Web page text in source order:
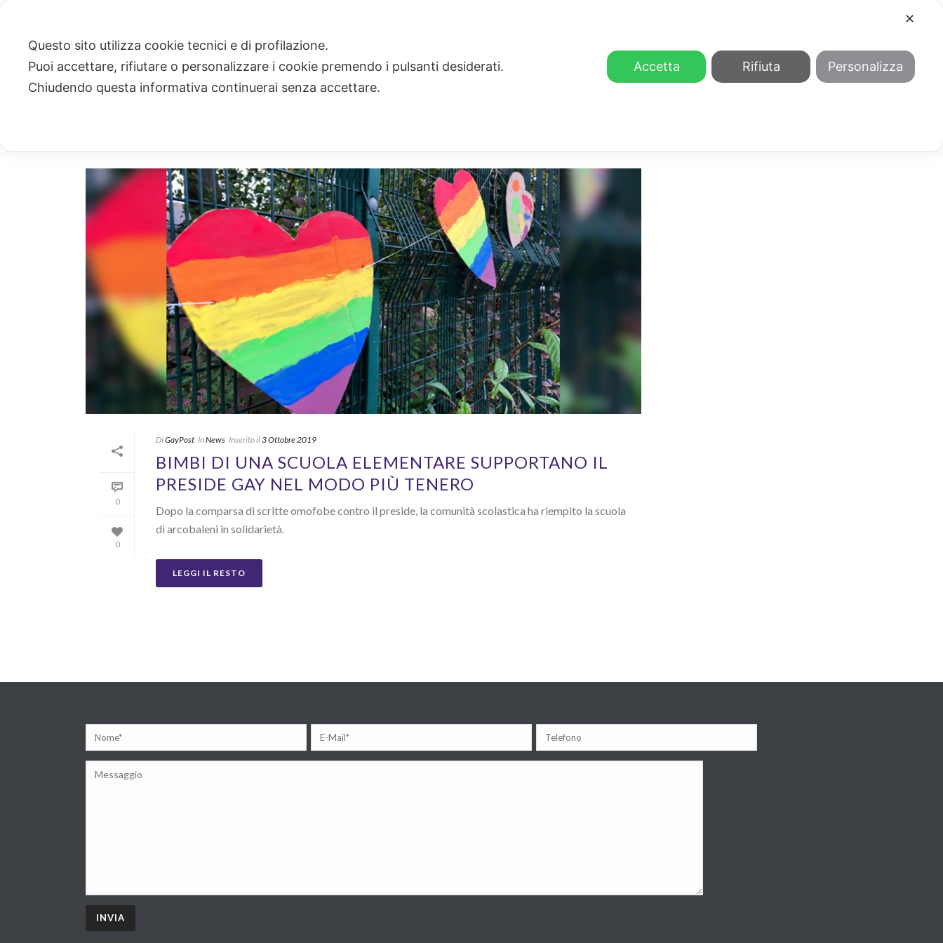
ARCHIVIO
0
0
DiGayPost InNews Inserito il3 Ottobre 2019
BIMBI DI UNA SCUOLA ELEMENTARE SUPPORTANO IL
PRESIDE GAY NEL MODO PIÙ TENERO
Dopo la comparsa di scritte omofobe contro il preside, la comunità scolastica ha riempito la scuola
di arcobaleni in solidarietà.
LEGGI IL RESTO
✕
Questo sito utilizza cookie tecnici e di profilazione.
Puoi accettare, rifiutare o personalizzare i cookie premendo i pulsanti desiderati.
Chiudendo questa informativa continuerai senza accettare.
Accetta Rifiuta Personalizza